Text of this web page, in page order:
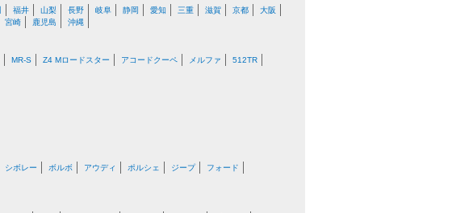
福井 山梨 長野 岐阜 静岡 愛知 三重 滋賀 京都
大阪
宮崎 鹿児島 沖縄
MR-S Z4 Mロードスター アコードクーペ メルファ
512TR
シボレー ボルボ アウディ ポルシェ ジープ
フォード